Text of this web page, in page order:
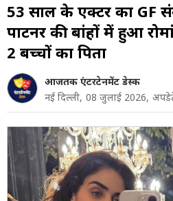
53 साल के एक्टर का GF
पार्टनर की बांहों में हुआ
2 बच्चों का पिता
आजतक एंटरटेनमेंट डेस्क
नई दिल्ली, 08 जुलाई 2026,